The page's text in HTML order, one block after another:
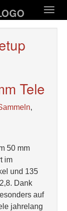
Tele
,
50 mm
im
und 135
Dank
auf
jahrelang